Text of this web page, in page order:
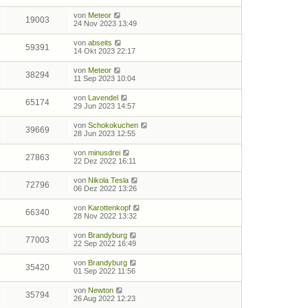
19003 von Meteor
24 Nov 2023 13:49
59391 von abseits
14 Okt 2023 22:17
38294 von Meteor
11 Sep 2023 10:04
65174 von Lavendel
29 Jun 2023 14:57
39669 von Schokokuchen
28 Jun 2023 12:55
27863 von minusdrei
22 Dez 2022 16:11
72796 von Nikola Tesla
06 Dez 2022 13:26
66340 von Karottenkopf
28 Nov 2022 13:32
77003 von Brandyburg
22 Sep 2022 16:49
35420 von Brandyburg
01 Sep 2022 11:56
35794 von Newton
26 Aug 2022 12:23